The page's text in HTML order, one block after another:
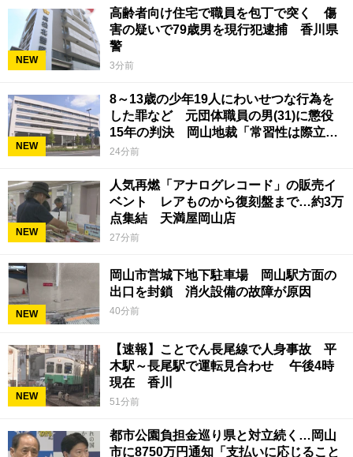
NEW
高齢者向け住宅で職員を包丁で突く 傷
害の疑いで79歳男を現行犯逮捕 香川県
警
3分前
NEW
8～13歳の少年19人にわいせつな行為を
した罪など 元団体職員の男(31)に懲役
15年の判決 岡山地裁「常習性は際立っ
ていて被害結果も非常に重い」
24分前
NEW
人気再燃「アナログレコード」の販売イ
ベント レアものから復刻盤まで…約3万
点集結 天満屋岡山店
27分前
NEW
岡山市営城下地下駐車場 岡山駅方面の
出口を封鎖 消火設備の故障が原因
40分前
NEW
【速報】ことでん長尾線で人身事故 平
木駅～長尾駅で運転見合わせ 午後4時
現在 香川
51分前
都市公園負担金巡り県と対立続く…岡山
市に8750万円通知「支払いに応じること